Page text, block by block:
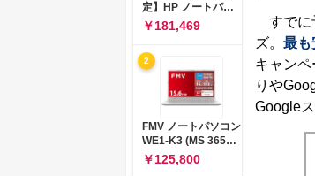
すでに
ズ。 最も
キャン
りや
Google
定】HP ノートパソ
コン 15-fd 15.6イン
チ インテル Core 5
120U メモリ16GB
SSD512GB
Windows 11
Microsoft Office
2024搭載 WPS
Office搭載 カメラシ
ャッター 指紋認証 薄
型 Copilotキー搭載
ナチュラルシルバー
￥181,469
2
FMV ノートパソコン
WE1-K3 (MS 365
Personal/Copilotキ
ー搭載/Win 11/15.6
￥125,800